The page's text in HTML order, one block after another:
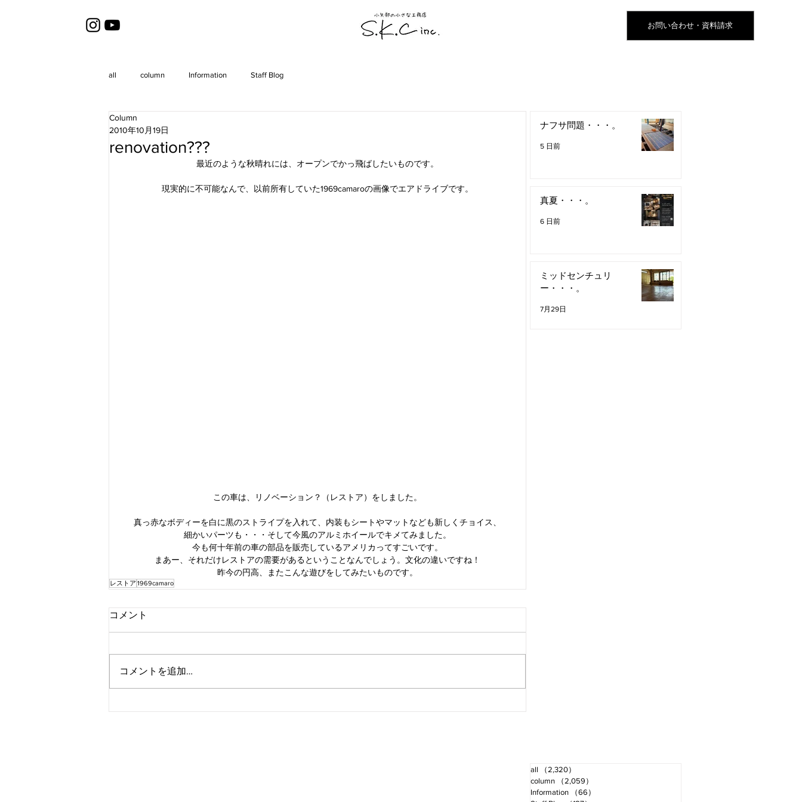
お問い合わせ・資料請求
all column Information Staff Blog
renovation???
Column
2010年10月19日
最近のような秋晴れには、オープンでかっ飛ばしたいものです。
現実的に不可能なんで、以前所有していた1969camaroの画像でエアドライブです。
この車は、リノベーション？（レストア）をしました。
真っ赤なボディーを白に黒のストライプを入れて、内装もシートやマットなども新しくチョイス、
細かいパーツも・・・そして今風のアルミホイールでキメてみました。
今も何十年前の車の部品を販売しているアメリカってすごいです。
まあー、それだけレストアの需要があるということなんでしょう。文化の違いですね！
昨今の円高、またこんな遊びをしてみたいものです。
レストア 1969camaro
コメント
コメントを追加…
ナフサ問題・・・。
5 日前
真夏・・・。
6 日前
ミッドセンチュリ
ー・・・。
7月29日
all （2,320）
column
（2,059）
Information
（66）